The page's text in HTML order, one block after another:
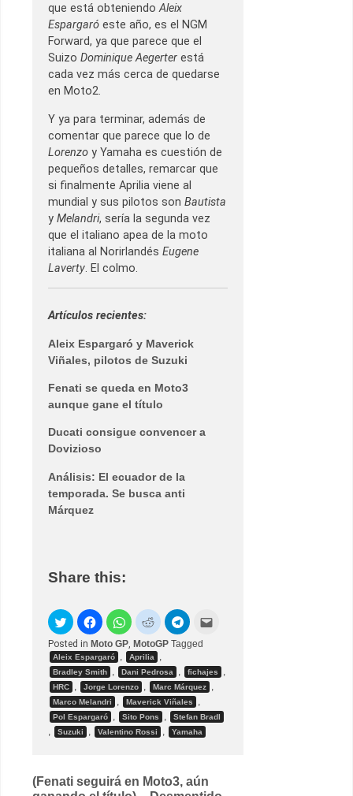
que está obteniendoAleix
Espargaró este año, es el NGM
Forward, ya que parece que el
Suizo Dominique Aegerter está
cada vez más cerca de quedarse
en Moto2.
Y ya para terminar, además de
comentar que parece que lo de
Lorenzo y Yamaha es cuestión de
pequeños detalles, remarcar que
si finalmente Aprilia viene al
mundial y sus pilotos son Bautista
y Melandri, sería la segunda vez
que el italiano apea de la moto
italiana al Norirlandés Eugene
Laverty. El colmo.
Artículos recientes:
Aleix Espargaró y Maverick
Viñales, pilotos de Suzuki
Fenati se queda en Moto3
aunque gane el título
Ducati consigue convencer a
Dovizioso
Análisis: El ecuador de la
temporada. Se busca anti
Márquez
Share this:
Posted in Moto GP MotoGP Tagged
Aleix Espargaró Aprilia
Bradley Smith Dani Pedrosa fichajes
HRC Jorge Lorenzo Marc Márquez
Marco Melandri Maverick Viñales
Pol Espargaró Sito Pons Stefan Bradl
Suzuki Valentino Rossi Yamaha
Post
(Fenati seguirá en Moto3, aún